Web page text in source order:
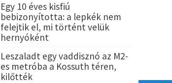
Egy 10 éves kisfiú
bebizonyította: a lepkék nem
felejtik el, mi történt velük
hernyóként
Leszaladt egy vaddisznó az M2-
es metróba a Kossuth téren,
kilőtték